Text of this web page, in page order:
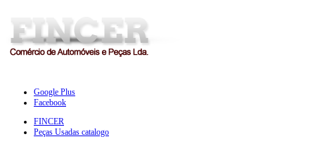
Google Plus
Facebook
FINCER
Peças Usadas catalogo